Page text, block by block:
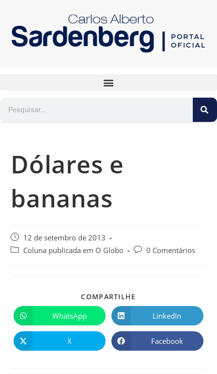
Dólares e
bananas
12 de setembro de 2013
Coluna publicada em O Globo
0 Comentários
COMPARTILHE
WhatsApp LinkedIn
X Facebook